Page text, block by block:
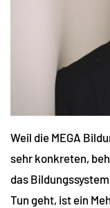
Weil die MEGA
sehr konkreten,
das
Tun geht, ist ein